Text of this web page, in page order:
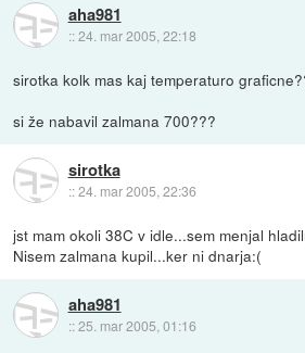
aha981
::24. mar 2005, 22:18
sirotka kolk mas kaj temperaturo
si že nabavil zalmana 700???
sirotka
::24. mar 2005, 22:36
jst mam okoli 38C v idle...sem menjal
Nisem zalmana kupil...ker ni dnarja:(
aha981
::25. mar 2005, 01:16